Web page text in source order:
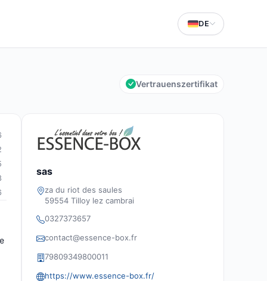
DE
Vertrauenszertifikat
sas
za du riot des saules
59554 Tilloy lez cambrai
0327373657
contact@essence-box.fr
79809349800011
https://www.essence-box.fr/